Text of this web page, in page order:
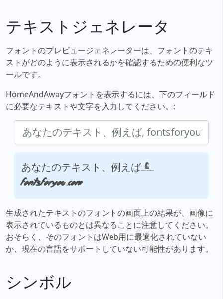
テキストジェネレータ
フォントのプレビュージェネレーターは、フォントのテキ
ストがどのように表示されるかを確認するための便利なツ
ールです。
HomeAndAwayフォントを表示するには、下のフィールド
に必要なテキストや文字を入力してください。:
あなたのテキスト、例えば,
fontsforyou.com
生成されたテキストのフォントの画面上の結果が、画像に
表示されているものとは異なることに注意してください。
おそらく、そのフォントはWeb用に最適化されていない
か、現在の言語をサポートしていない可能性があります。
シンボル